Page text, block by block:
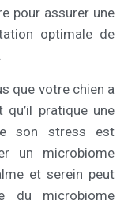
pour assurer une
optimale de
que votre chien a
pratique une
son stress est
un microbiome
et serein peut
du microbiome